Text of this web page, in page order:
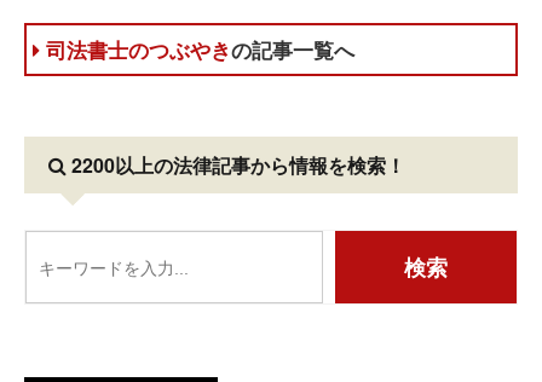
司法書士のつぶやきの記事一覧へ
2200以上の法律記事から情報を検索！